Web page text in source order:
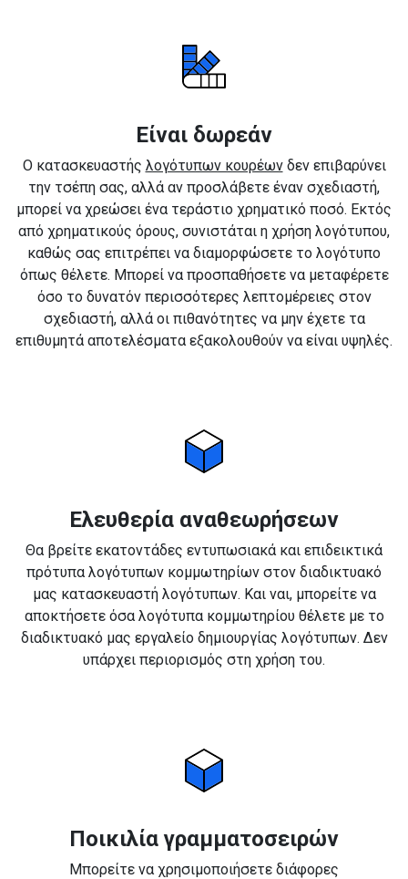
Είναι δωρεάν
Ο κατασκευαστής λογότυπων κουρέωνδεν επιβαρύνει
την τσέπη σας, αλλά αν προσλάβετε έναν σχεδιαστή,
μπορεί να χρεώσει ένα τεράστιο χρηματικό ποσό. Εκτός
από χρηματικούς όρους, συνιστάται η χρήση λογότυπου,
καθώς σας επιτρέπει να διαμορφώσετε το λογότυπο
όπως θέλετε. Μπορεί να προσπαθήσετε να μεταφέρετε
όσο το δυνατόν περισσότερες λεπτομέρειες στον
σχεδιαστή, αλλά οι πιθανότητες να μην έχετε τα
επιθυμητά αποτελέσματα εξακολουθούν να είναι υψηλές.
Ελευθερία αναθεωρήσεων
Θα βρείτε εκατοντάδες εντυπωσιακά και επιδεικτικά
πρότυπα λογότυπων κομμωτηρίων στον διαδικτυακό
μας κατασκευαστή λογότυπων. Και ναι, μπορείτε να
αποκτήσετε όσα λογότυπα κομμωτηρίου θέλετε με το
διαδικτυακό μας εργαλείο δημιουργίας λογότυπων. Δεν
υπάρχει περιορισμός στη χρήση του.
Ποικιλία γραμματοσειρών
Μπορείτε να χρησιμοποιήσετε διάφορες